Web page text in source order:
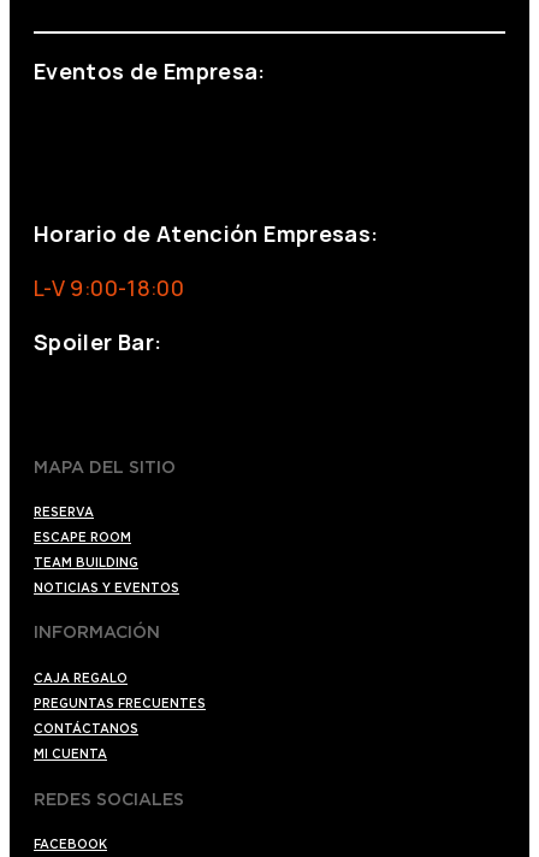
Eventos de Empresa:
Horario de Atención Empresas:
L-V 9:00-18:00
Spoiler Bar:
MAPA DEL SITIO
RESERVA
ESCAPE ROOM
TEAM BUILDING
NOTICIAS Y EVENTOS
INFORMACIÓN
CAJA REGALO
PREGUNTAS FRECUENTES
CONTÁCTANOS
MI CUENTA
REDES SOCIALES
FACEBOOK